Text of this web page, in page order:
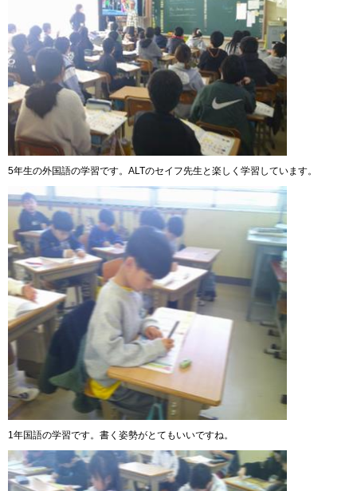
5年生の外国語の学習です。ALTのセイフ先生と楽しく学習しています。
1年国語の学習です。書く姿勢がとてもいいですね。